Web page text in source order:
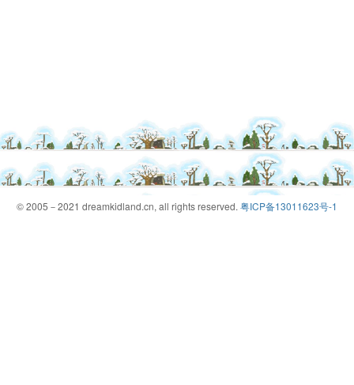
© 2005－2021 dreamkidland.cn, all rights reserved. 粤ICP备13011623号-1